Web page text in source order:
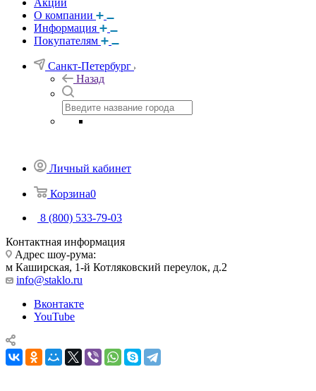
Акции
О компании
Информация
Покупателям
Санкт-Петербург
Назад
Личный кабинет
Корзина0
8 (800) 533-79-03
Контактная информация
Адрес шоу-рума:
м Каширская, 1-й Котляковский переулок, д.2
info@staklo.ru
Вконтакте
YouTube